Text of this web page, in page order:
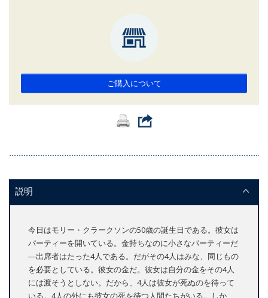
ご購入について
説明
今日はモリー・クラークソンの50歳の誕生日である。彼女は
パーティーを開いている。金持ちなのに小さなパーティーだ
―出席者はたった4人である。だがその4人はみな、同じもの
を必要としている。彼女の金だ。彼女は自分の金をその4人
には渡そうとしない。だから、4人は彼女が死ぬのを待って
いる。4人の外にも彼女の死を待つ人間たちがいる。しか